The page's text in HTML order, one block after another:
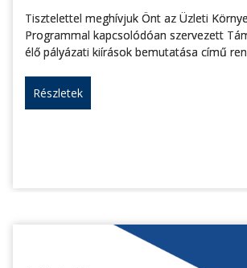
Tisztelettel meghívjuk Önt az Üzleti
Programmal kapcsolódóan szervezett
élő pályázati kiírások bemutatása című
Részletek